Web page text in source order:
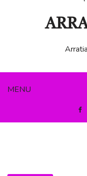
MENU